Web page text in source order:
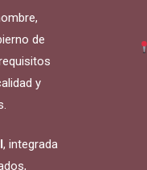
de
y
, integrada